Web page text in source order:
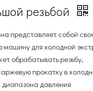
резьбой
представляет собой
для холодной
обрабатывать резьбу,
прокатку в
давления